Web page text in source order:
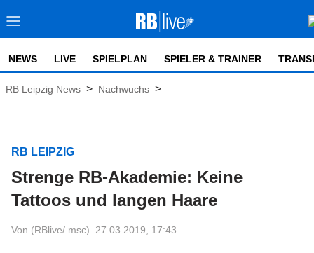
NEWS LIVE SPIELPLAN SPIELER & TRAINER
RB Leipzig News > Nachwuchs >
RB LEIPZIG
Strenge RB-Akademie: Keine
Tattoos und langen Haare
Von (RBlive/ msc) 27.03.2019, 17:43